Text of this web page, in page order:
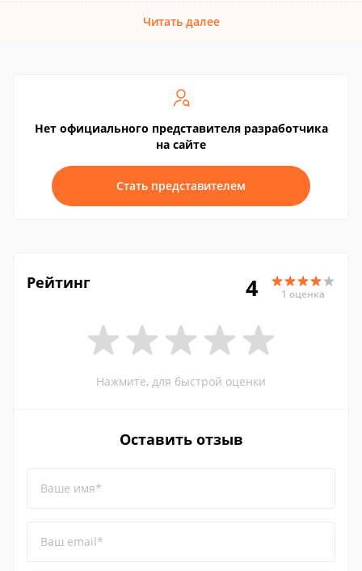
Читать далее
Нет официального представителя разработчика
на сайте
Стать представителем
Рейтинг 4 1 оценка
Нажмите, для быстрой оценки
Оставить отзыв
Ваше имя*
Ваш email*